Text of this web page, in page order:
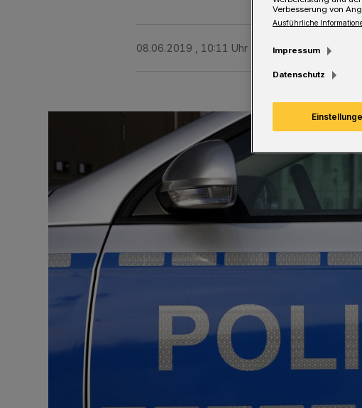
08.06.2019 , 10:11 Uhr Eine Minute Lesezeit
Verbesserung von
Ausführliche
Impressum
Datenschutz